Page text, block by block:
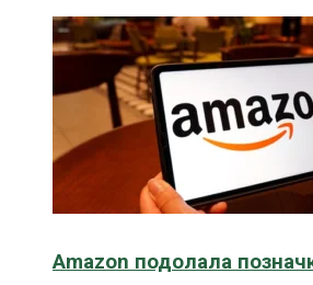
Amazon подолала